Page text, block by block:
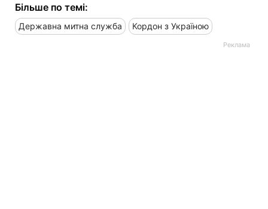
Більше по темі:
Державна митна служба Кордон з Україною